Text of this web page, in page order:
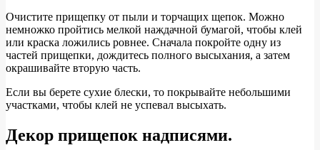
Очистите прищепку от пыли и торчащих щепок. Можно
немножко пройтись мелкой наждачной бумагой, чтобы клей
или краска ложились ровнее. Сначала покройте одну из
частей прищепки, дождитесь полного высыхания, а затем
окрашивайте вторую часть.
Если вы берете сухие блески, то покрывайте небольшими
участками, чтобы клей не успевал высыхать.
Декор прищепок надписями.